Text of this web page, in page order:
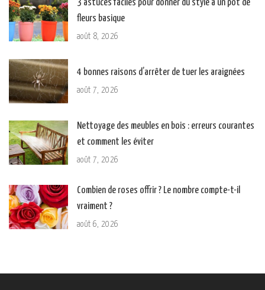
3 astuces faciles pour donner du style à un pot de
fleurs basique
août 8, 2026
4 bonnes raisons d’arrêter de tuer les araignées
août 7, 2026
Nettoyage des meubles en bois : erreurs courantes
et comment les éviter
août 7, 2026
Combien de roses offrir ? Le nombre compte-t-il
vraiment ?
août 6, 2026